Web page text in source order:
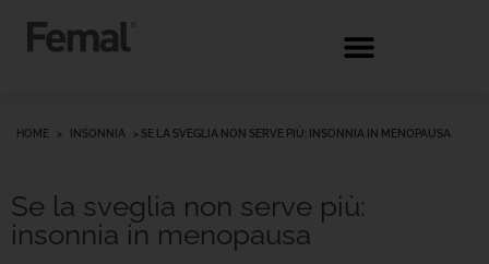
HOME > INSONNIA > SE LA SVEGLIA NON SERVE PIÙ: INSONNIA IN MENOPAUSA
Se la sveglia non serve più:
insonnia in menopausa